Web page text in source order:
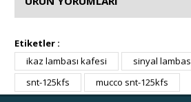
Etiketler :
ikaz lambası kafesi
sinyal
snt-125kfs
mucco snt-125kfs